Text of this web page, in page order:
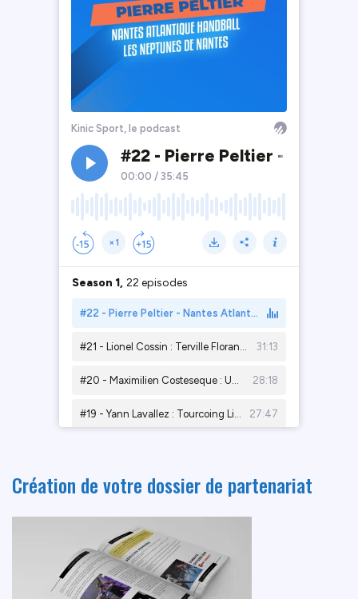
Création de votre dossier de partenariat